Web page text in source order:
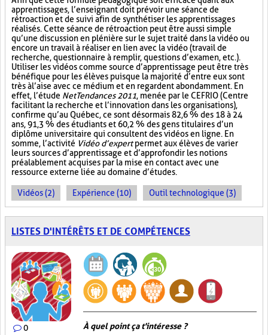
apprentissages, l’enseignant doit prévoir une séance de
rétroaction et de suivi afin de synthétiser les apprentissages
réalisés. Cette séance de rétroaction peut être aussi simple
qu’une discussion en plénière sur le sujet traité dans la vidéo ou
encore un travail à réaliser en lien avec la vidéo (travail de
recherche, questionnaire à remplir, questions d’examen, etc.).
Utiliser les vidéos comme source d’apprentissage peut être très
bénéfique pour les élèves puisque la majorité d’entre eux sont
très à l’aise avec ce médium et en regardent abondamment. En
effet, l’étude NetTendances 2011, menée par le CEFRIO (Centre
facilitant la recherche et l’innovation dans les organisations),
confirme qu’au Québec, ce sont désormais 82,6 % des 18 à 24
ans, 91,3 % des étudiants et 60,2 % des gens titulaires d’un
diplôme universitaire qui consultent des vidéos en ligne. En
somme, l’activité Vidéo d’expertpermet aux élèves de varier
leurs sources d’apprentissage et d’approfondir les notions
préalablement acquises par la mise en contact avec une
ressource externe liée au domaine d’études.
Vidéos (2) Expérience (10) Outil technologique (3)
LISTES D'INTÉRÊTS ET DE COMPÉTENCES
0 À quel point ça t'intéresse ?